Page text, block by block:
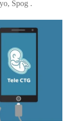
Spog .